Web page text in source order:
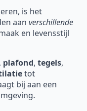
is het
aan verschillende
en levensstijl
, plafond, tegels,
tot
bij aan een